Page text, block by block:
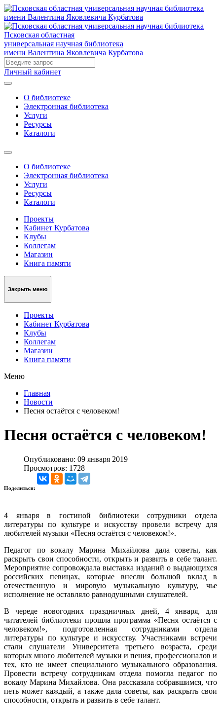
Псковская областная
универсальная научная библиотека
имени Валентина Яковлевича Курбатова
Личный кабинет
О библиотеке
Электронная библиотека
Услуги
Ресурсы
Каталоги
О библиотеке
Электронная библиотека
Услуги
Ресурсы
Каталоги
Проекты
Кабинет Курбатова
Клубы
Коллегам
Магазин
Книга памяти
Закрыть меню
Проекты
Кабинет Курбатова
Клубы
Коллегам
Магазин
Книга памяти
Меню
Главная
Новости
Песня остаётся с человеком!
Песня остаётся с человеком!
Опубликовано: 09 января 2019
Просмотров: 1728
Поделиться:
4 января в гостиной библиотеки сотрудники отдела
литературы по культуре и искусству провели встречу для
любителей музыки «Песня остаётся с человеком!».
Педагог по вокалу Марина Михайлова дала советы, как
раскрыть свои способности, открыть и развить в себе талант.
Мероприятие сопровождала выставка изданий о выдающихся
российских певицах, которые внесли большой вклад в
отечественную и мировую музыкальную культуру, чье
исполнение не оставляло равнодушными слушателей.
В череде новогодних праздничных дней, 4 января, для
читателей библиотеки прошла программа «Песня остаётся с
человеком!», подготовленная сотрудниками отдела
литературы по культуре и искусству. Участниками встречи
стали слушатели Университета третьего возраста, среди
которых много любителей музыки и пения, профессионалов и
тех, кто не имеет специального музыкального образования.
Провести встречу сотрудникам отдела помогла педагог по
вокалу Марина Михайлова. Она рассказала собравшимся, что
петь может каждый, а также дала советы, как раскрыть свои
способности, открыть и развить в себе талант.